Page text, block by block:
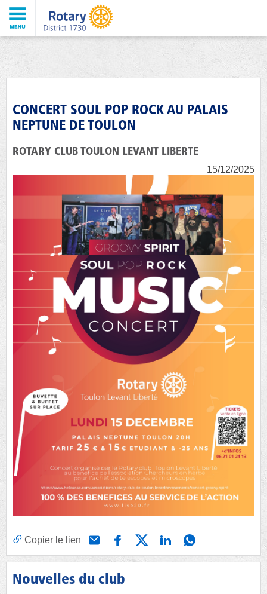
CONCERT SOUL POP ROCK AU PALAIS
NEPTUNE DE TOULON
ROTARY CLUB TOULON LEVANT LIBERTE
15/12/2025
Copier le lien
Nouvelles du club